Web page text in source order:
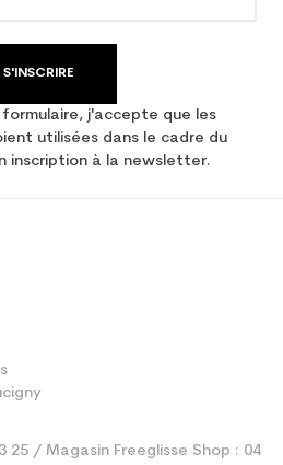
S'INSCRIRE
j'accepte que les
utilisées dans le cadre du
inscription à la newsletter.
25 / Magasin Freeglisse Shop : 04